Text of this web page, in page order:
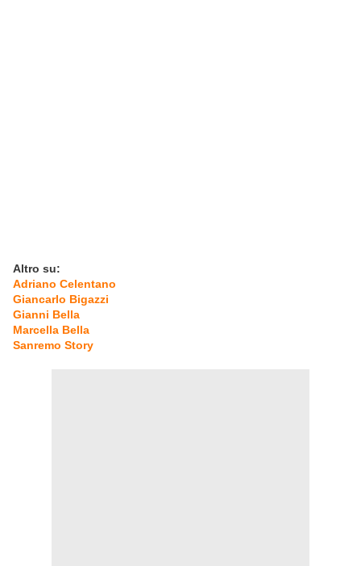
Altro su:
Adriano Celentano
Giancarlo Bigazzi
Gianni Bella
Marcella Bella
Sanremo Story